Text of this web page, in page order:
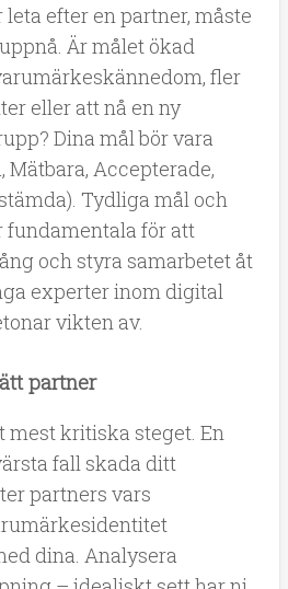
efter en partner, måste
Är målet ökad
fler
eller att nå en ny
Dina mål bör vara
Mätbara, Accepterade,
Tydliga mål och
fundamentala för att
och styra samarbetet åt
experter inom digital
vikten av.
partner
mest kritiska steget. En
fall skada ditt
partners vars
dina. Analysera